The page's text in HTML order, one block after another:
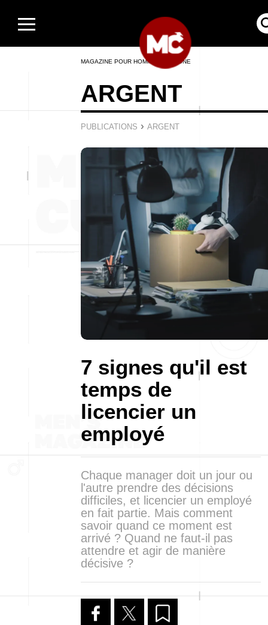
MAGAZINE POUR HOMMES EN LIGNE
ARGENT
PUBLICATIONS › ARGENT
7 signes qu'il est
temps de
licencier un
employé
Chaque manager doit un jour ou
l'autre prendre des décisions
difficiles, et licencier un employé
en fait partie. Mais comment
savoir quand ce moment est
arrivé ? Quand ne faut-il pas
attendre et agir de manière
décisive ?